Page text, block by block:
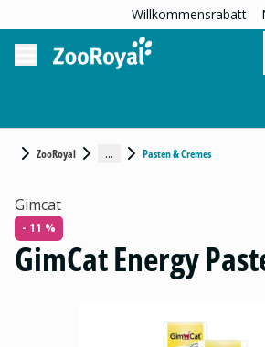
Willkommensrabatt
ZooRoyal ... Pasten & Cremes
Gimcat
- 11 %
GimCat Energy